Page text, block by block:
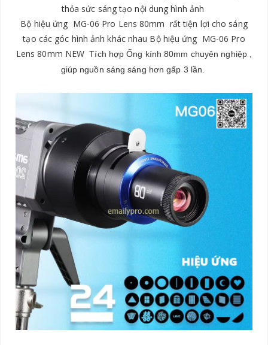
thỏa sức sáng tạo nội dung hình ảnh
Bộ hiệu ứng MG-06 Pro Lens 80mm rất tiện lợi cho sáng
tạo các góc hình ảnh khác nhau Bộ hiệu ứng MG-06 Pro
Lens 80mm NEW Tích hợp Ống kính 80mm chuyên nghiệp ,
giúp nguồn sáng sáng hơn gấp 3 lần.